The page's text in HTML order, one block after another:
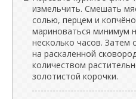
измельчить. Смешать
солью, перцем и
мариноваться минимум
несколько часов. Затем
на раскаленной
количеством
золотистой корочки.